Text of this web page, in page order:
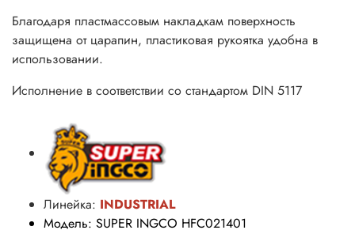
Благодаря пластмассовым накладкам поверхность
защищена от царапин, пластиковая рукоятка удобна в
использовании.
Исполнение в соответствии со стандартом DIN 5117
Линейка: INDUSTRIAL
Модель: SUPER INGCO HFC021401